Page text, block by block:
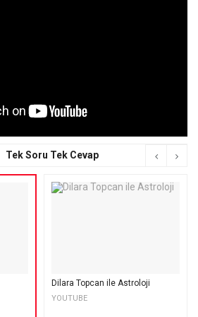
Tek Soru Tek Cevap
Dilara Topcan ile Astroloji
YOUTUBE